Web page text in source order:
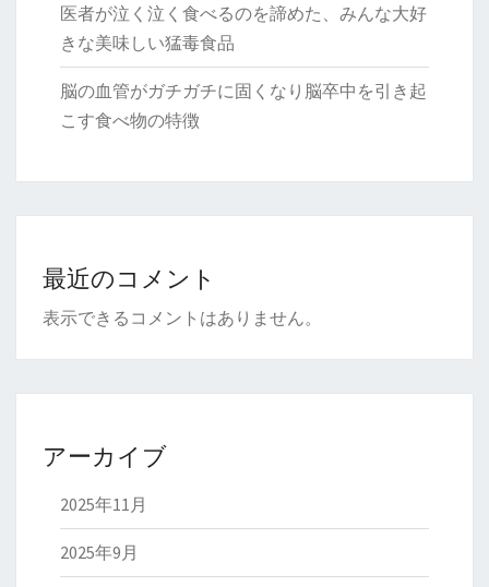
医者が泣く泣く食べるのを諦めた、みんな大好
きな美味しい猛毒食品
脳の血管がガチガチに固くなり脳卒中を引き起
こす食べ物の特徴
最近のコメント
表示できるコメントはありません。
アーカイブ
2025年11月
2025年9月